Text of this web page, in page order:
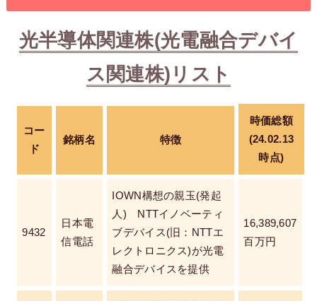
光半導体関連株(光電融合デバイ
ス関連株)リスト
コー
ド
銘柄名 特徴
時価総額
(24.02.13
時点)
9432
日本電
信電話
IOWN構想の親玉(発起
人) NTTイノベーティ
ブデバイス(旧：NTTエ
レクトロニクス)が光電
融合デバイスを提供
16,389,607
百万円